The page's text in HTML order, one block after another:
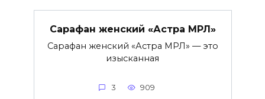
Сарафан женский «Астра МРЛ»
Сарафан женский «Астра МРЛ» — это
изысканная
3 909